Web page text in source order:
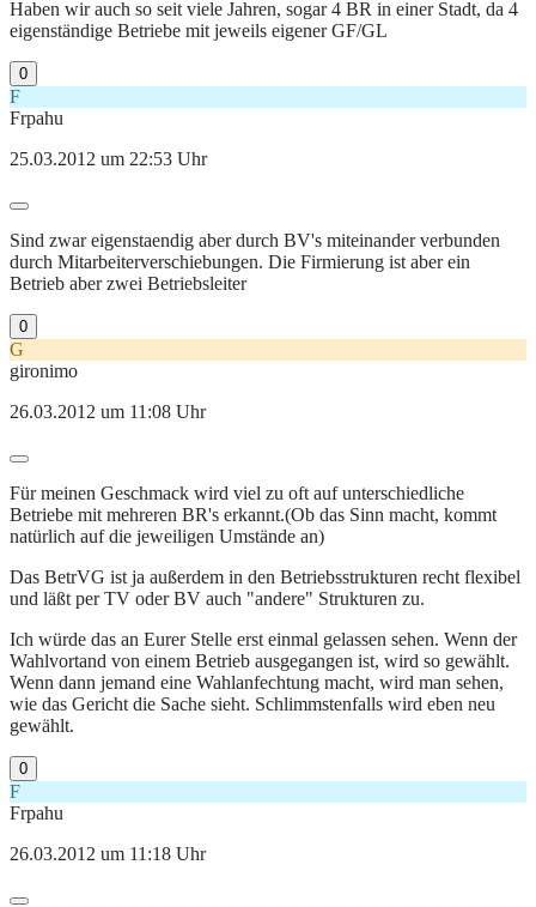
Haben wir auch so seit viele Jahren, sogar 4 BR in einer Stadt, da 4
eigenständige Betriebe mit jeweils eigener GF/GL
0
F
Frpahu
25.03.2012 um 22:53 Uhr
Sind zwar eigenstaendig aber durch BV's miteinander verbunden
durch Mitarbeiterverschiebungen. Die Firmierung ist aber ein
Betrieb aber zwei Betriebsleiter
0
G
gironimo
26.03.2012 um 11:08 Uhr
Für meinen Geschmack wird viel zu oft auf unterschiedliche
Betriebe mit mehreren BR's erkannt.(Ob das Sinn macht, kommt
natürlich auf die jeweiligen Umstände an)
Das BetrVG ist ja außerdem in den Betriebsstrukturen recht flexibel
und läßt per TV oder BV auch "andere" Strukturen zu.
Ich würde das an Eurer Stelle erst einmal gelassen sehen. Wenn der
Wahlvortand von einem Betrieb ausgegangen ist, wird so gewählt.
Wenn dann jemand eine Wahlanfechtung macht, wird man sehen,
wie das Gericht die Sache sieht. Schlimmstenfalls wird eben neu
gewählt.
0
F
Frpahu
26.03.2012 um 11:18 Uhr